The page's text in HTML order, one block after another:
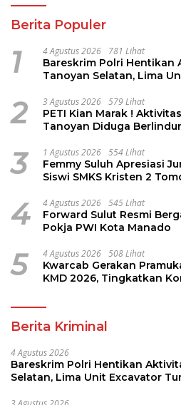
Berita Populer
1 4 Agustus 2026 781 Lihat
Bareskrim Polri Hentikan
Tanoyan Selatan, Lima
2 3 Agustus 2026 579 Lihat
PETI Kian Marak !
Tanoyan Diduga
3 1 Agustus 2026 554 Lihat
Femmy Suluh Apresiasi
Siswi SMKS Kristen 2
4 4 Agustus 2026 545 Lihat
Forward Sulut Resmi
Pokja PWI Kota Manado
5 4 Agustus 2026 508 Lihat
Kwarcab Gerakan
KMD 2026, Tingkatkan
Berita Kriminal
4 Agustus 2026
Bareskrim Polri Hentikan
Selatan, Lima Unit Excavator